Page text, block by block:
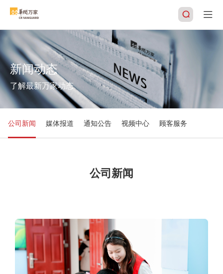
新闻动态
了解最新万家动态
公司新闻 媒体报道 通知公告 视频中心 顾客服务
公司新闻